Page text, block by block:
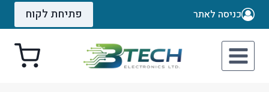
Skip
כניסה לאתר פתיחת לקוח